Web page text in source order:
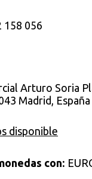
158 056
Arturo Soria
Madrid, España
disponible
con: